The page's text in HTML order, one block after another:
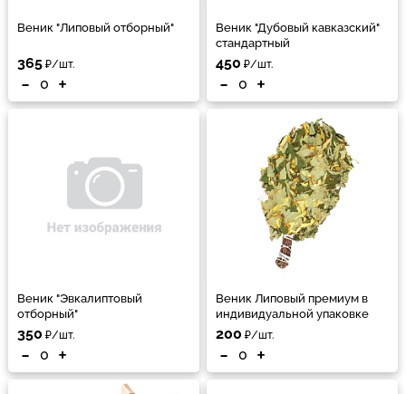
Веник "Липовый отборный"
365 ₽/шт.
- +
Веник "Дубовый кавказский"
стандартный
450 ₽/шт.
- +
Веник "Эвкалиптовый
отборный"
350 ₽/шт.
- +
Веник Липовый премиум в
индивидуальной упаковке
200 ₽/шт.
- +